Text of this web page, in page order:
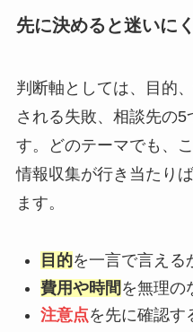
先に決めると迷いに
判断軸としては、目的
される失敗、相談先の
す。どのテーマでも、
情報収集が行き当たり
ます。
目的を一言で言える
費用や時間 を無理の
注意点を先に確認す